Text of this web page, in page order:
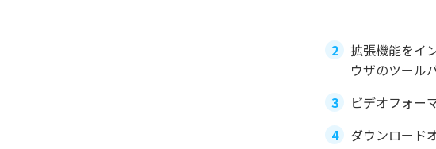
拡張機能をイ
ウザのツール
ビデオフォー
ダウンロード